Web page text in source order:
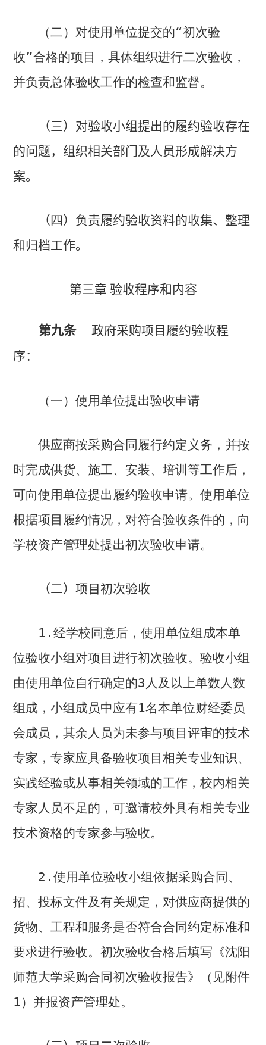
（二）对使用单位提交的“初次验
收”合格的项目，具体组织进行二次验收，
并负责总体验收工作的检查和监督。
（三）对验收小组提出的履约验收存在
的问题，组织相关部门及人员形成解决方
案。
（四）负责履约验收资料的收集、整理
和归档工作。
第三章 验收程序和内容
第九条政府采购项目履约验收程
序：
（一）使用单位提出验收申请
供应商按采购合同履行约定义务，并按
时完成供货、施工、安装、培训等工作后，
可向使用单位提出履约验收申请。使用单位
根据项目履约情况，对符合验收条件的，向
学校资产管理处提出初次验收申请。
（二）项目初次验收
1.经学校同意后，使用单位组成本单
位验收小组对项目进行初次验收。验收小组
由使用单位自行确定的3 人及以上单数人数
组成，小组成员中应有1名本单位财经委员
会成员，其余人员为未参与项目评审的技术
专家，专家应具备验收项目相关专业知识、
实践经验或从事相关领域的工作，校内相关
专家人员不足的，可邀请校外具有相关专业
技术资格的专家参与验收。
2.使用单位验收小组依据采购合同、
招、投标文件及有关规定，对供应商提供的
货物、工程和服务是否符合合同约定标准和
要求进行验收。初次验收合格后填写《沈阳
师范大学采购合同初次验收报告》（见附件
1）并报资产管理处。